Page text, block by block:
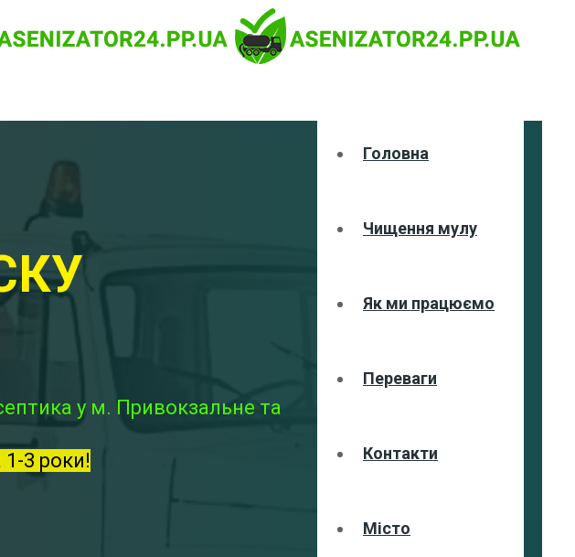
Головна
Чищення мулу
Як ми працюємо
Переваги
Контакти
Місто
у м. Привокзальне та
1-3 роки!